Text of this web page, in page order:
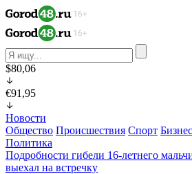
$80,06
€91,95
Новости
Общество Происшествия Спорт Бизнес
Политика
Подробности гибели 16-летнего
выехал на встречку